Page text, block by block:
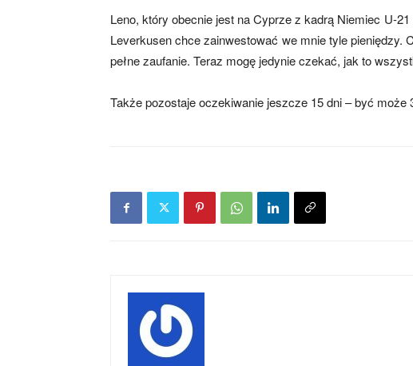
Leno, który obecnie jest na Cyprze z kadrą Niemiec U-
Leverkusen chce zainwestować we mnie tyle
pełne zaufanie. Teraz mogę jedynie czekać, jak to
Także pozostaje oczekiwanie jeszcze 15 dni – być